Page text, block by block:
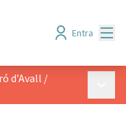
Entra
d’Avall /